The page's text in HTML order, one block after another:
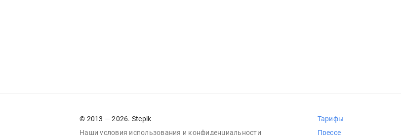
© 2013 — 2026. Stepik
Наши условия использования и конфиденциальности
Тарифы
Прессе